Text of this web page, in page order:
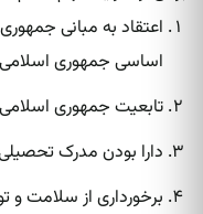
اعتقاد به مبانی
اساسی جمهوری اسلامی
تابعیت جمهوری اسلامی
دارا بودن مدرک
برخورداری از سلامت